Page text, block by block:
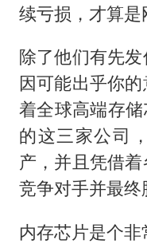
续亏损，才算是
除了他们有先
因可能出乎你
着全球高端存
的这三家公司
产，并且凭借
竞争对手并最终
内存芯片是个非